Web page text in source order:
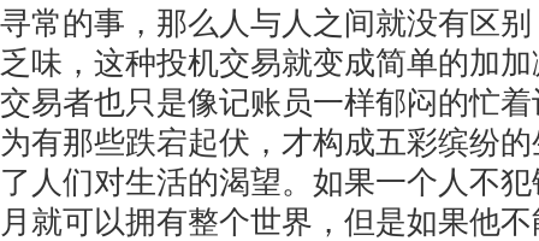
寻常的事，那么人与人之间就没有区
乏味，这种投机交易就变成简单的加
交易者也只是像记账员一样郁闷的忙
为有那些跌宕起伏，才构成五彩缤纷
了人们对生活的渴望。如果一个人不
月就可以拥有整个世界，但是如果他